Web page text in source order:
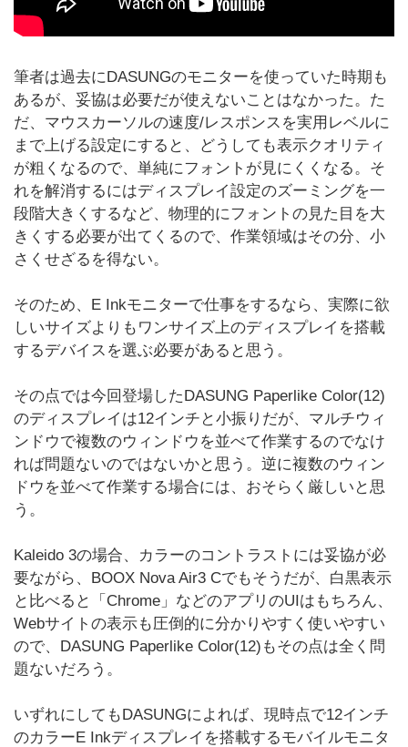
筆者は過去にDASUNGのモニターを使っていた時期も
あるが、妥協は必要だが使えないことはなかった。た
だ、マウスカーソルの速度/レスポンスを実用レベルに
まで上げる設定にすると、どうしても表示クオリティ
が粗くなるので、単純にフォントが見にくくなる。そ
れを解消するにはディスプレイ設定のズーミングを一
段階大きくするなど、物理的にフォントの見た目を大
きくする必要が出てくるので、作業領域はその分、小
さくせざるを得ない。
そのため、E Inkモニターで仕事をするなら、実際に欲
しいサイズよりもワンサイズ上のディスプレイを搭載
するデバイスを選ぶ必要があると思う。
その点では今回登場したDASUNG Paperlike Color(12)
のディスプレイは12インチと小振りだが、マルチウィ
ンドウで複数のウィンドウを並べて作業するのでなけ
れば問題ないのではないかと思う。逆に複数のウィン
ドウを並べて作業する場合には、おそらく厳しいと思
う。
Kaleido 3の場合、カラーのコントラストには妥協が必
要ながら、BOOX Nova Air3 Cでもそうだが、白黒表示
と比べると「Chrome」などのアプリのUIはもちろん、
Webサイトの表示も圧倒的に分かりやすく使いやすい
ので、DASUNG Paperlike Color(12)もその点は全く問
題ないだろう。
いずれにしてもDASUNGによれば、現時点で12インチ
のカラーE Inkディスプレイを搭載するモバイルモニタ